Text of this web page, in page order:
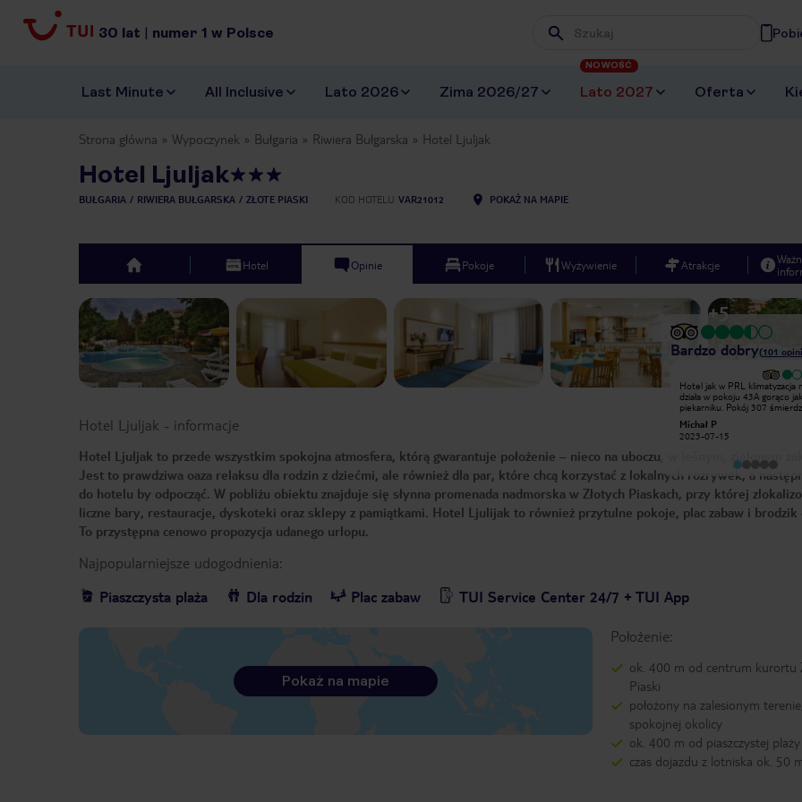
30 lat | numer 1 w Polsce Wpisz frazę, której szukasz
Last Minute All Inclusive Lato 2026 Zima 2026/27 Lato 2027
NOWOŚĆ
Oferta
Strona główna Wypoczynek Bułgaria Riwiera Bułgarska Hotel Ljuljak
Hotel Ljuljak
BUŁGARIA RIWIERA BUŁGARSKA ZŁOTE PIASKI KOD HOTELU VAR21012 POKAŻ NA MAPIE
top Hotel Opinie Pokoje Wyżywienie Atrakcje
Previous slide +5
Bardzo dobry(101
Bardzo dobry
Bardzo dobra relacja ceny do jakości.
dołu). Pokoje przestronne, telewizor
z podstawową ofertą TV. Śniadania
przeciętne i tak jak pisali poprzednicy
monotonne - ale można się było
najeść. Obiadokolacje dobre (duży
wybór dań). Generalnie kuchnia
moim zdaniem zbliżona do
jest to kilka minut). Okolica zielona i
bardzo przyjemna - trochę
jarmarku. Bezpłatny internet
dostępny w lobby. Miła obsługa.
Hotel jak w PRL klimatyzacja
działa w pokoju 43A gorąco
piekarniku. Pokój 307
i ciężko wracać bo jest pod
Jeżeli chodzi o jedzenie to
manager chodzi i sprawdza co
bierze i ile, choć jest szwedzki
Na basenie leżaki i stoliki
polecam
Michał P
2023-07-15
Hotel Ljuljak - informacje
Hotel Ljuljak to przede wszystkim spokojna atmosfera, którą gwarantuje położenie – nieco na uboczu, w leśnym, zielonym
Jest to prawdziwa oaza relaksu dla rodzin z dziećmi, ale również dla par, które chcą korzystać z lokalnych rozrywek, a
do hotelu by odpocząć. W pobliżu obiektu znajduje się słynna promenada nadmorska w Złotych Piaskach, przy której
liczne bary, restauracje, dyskoteki oraz sklepy z pamiątkami. Hotel Ljulijak to również przytulne pokoje, plac zabaw i brodzik
To przystępna cenowo propozycja udanego urlopu.
Najpopularniejsze udogodnienia:
Piaszczysta plaża
Dla rodzin Plac zabaw TUI Service Center 24/7 + TUI App
Położenie:
ok. 400 m od centrum kurortu
Piaski
położony na zalesionym
spokojnej okolicy
ok. 400 m od piaszczystej plaży
czas dojazdu z lotniska ok. 50
Pokaż na mapie